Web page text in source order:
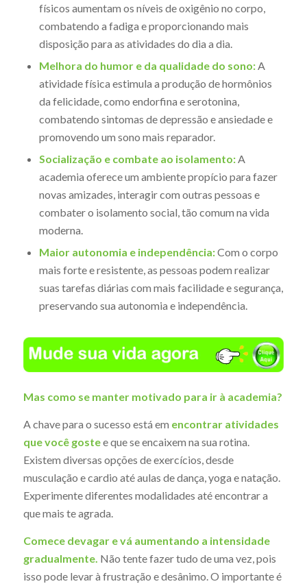
físicos aumentam os níveis de oxigênio no corpo,
combatendo a fadiga e proporcionando mais
disposição para as atividades do dia a dia.
Melhora do humor e da qualidade do sono:A
atividade física estimula a produção de hormônios
da felicidade, como endorfina e serotonina,
combatendo sintomas de depressão e ansiedade e
promovendo um sono mais reparador.
Socialização e combate ao isolamento:A
academia oferece um ambiente propício para fazer
novas amizades, interagir com outras pessoas e
combater o isolamento social, tão comum na vida
moderna.
Maior autonomia e independência:Com o corpo
mais forte e resistente, as pessoas podem realizar
suas tarefas diárias com mais facilidade e segurança,
preservando sua autonomia e independência.
Mas como se manter motivado para ir à academia?
A chave para o sucesso está em encontrar atividades
que você gostee que se encaixem na sua rotina.
Existem diversas opções de exercícios, desde
musculação e cardio até aulas de dança, yoga e natação.
Experimente diferentes modalidades até encontrar a
que mais te agrada.
Comece devagar e vá aumentando a intensidade
gradualmente. Não tente fazer tudo de uma vez, pois
isso pode levar à frustração e desânimo. O importante é